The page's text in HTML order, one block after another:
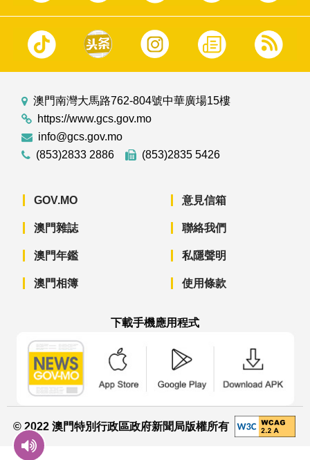
澳門南灣大馬路762-804號中華廣場15樓
https://www.gcs.gov.mo
info@gcs.gov.mo
(853)2833 2886
(853)2835 5426
GOV.MO
澳門雜誌
澳門年鑑
澳門相簿
意見信箱
聯絡我們
私隱聲明
使用條款
下載手機應用程式
© 2022 澳門特別行政區政府新聞局版權所有